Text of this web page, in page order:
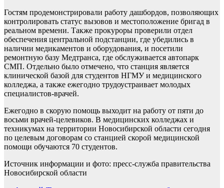
Гостям продемонстрировали работу дашбордов, позволяющих
контролировать статус вызовов и местоположение бригад в
реальном времени. Также прокуроры проверили отдел
обеспечения центральной подстанции, где убедились в
наличии медикаментов и оборудования, и посетили
ремонтную базу Медтранса, где обслуживается автопарк
СМП. Отдельно было отмечено, что станция является
клинической базой для студентов НГМУ и медицинского
колледжа, а также ежегодно трудоустраивает молодых
специалистов-врачей.
Ежегодно в скорую помощь выходит на работу от пяти до
восьми врачей-целевиков. В медицинских колледжах и
техникумах на территории Новосибирской области сегодня
по целевым договорам со станцией скорой медицинской
помощи обучаются 70 студентов.
Источник информации и фото: пресс-служба правительства
Новосибирской области